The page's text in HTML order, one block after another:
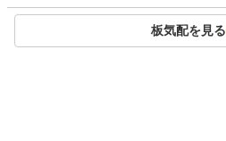
板気配を見る